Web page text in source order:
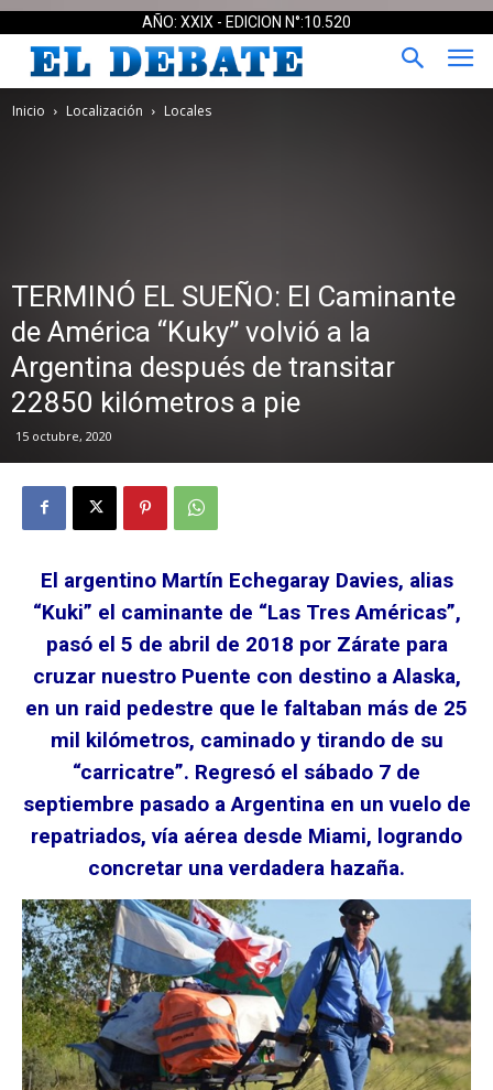
AÑO: XXIX - EDICION N°:10.520
Inicio Localización Locales
TERMINÓ EL SUEÑO: El Caminante
de América “Kuky” volvió a la
Argentina después de transitar
22850 kilómetros a pie
15 octubre, 2020
El argentino Martín Echegaray Davies, alias
“Kuki” el caminante de “Las Tres Américas”,
pasó el 5 de abril de 2018 por Zárate para
cruzar nuestro Puente con destino a Alaska,
en un raid pedestre que le faltaban más de 25
mil kilómetros, caminado y tirando de su
“carricatre”. Regresó el sábado 7 de
septiembre pasado a Argentina en un vuelo de
repatriados, vía aérea desde Miami, logrando
concretar una verdadera hazaña.